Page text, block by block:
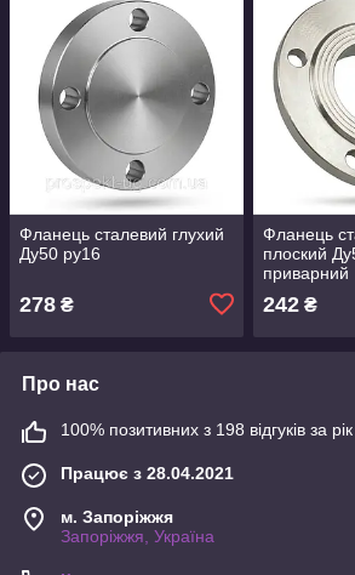
Фланець сталевий глухий
Ду50 ру16
278 ₴
Фланець
плоский
приварний
242₴
Про нас
100% позитивних з 198 відгуків за рік
Працює з 28.04.2021
м. Запоріжжя
Запоріжжя, Україна